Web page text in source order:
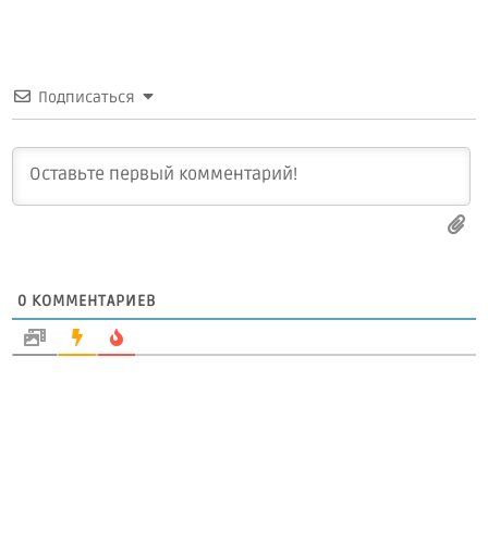
Подписаться
0 КОММЕНТАРИЕВ